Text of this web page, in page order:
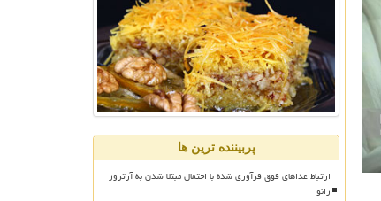
پربیننده ترین ها
ارتباط غذاهای فوق فرآوری شده با احتمال مبتلا شدن به آرتروز
زانو